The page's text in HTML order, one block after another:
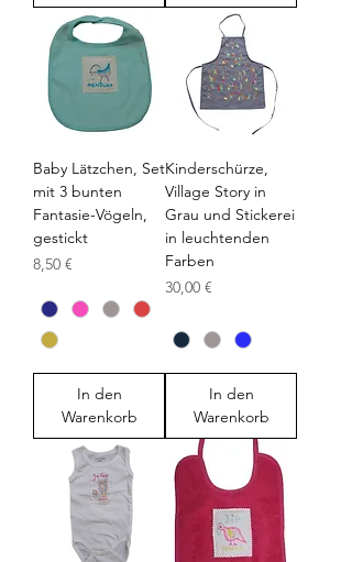
Baby Lätzchen, Set
mit 3 bunten
Fantasie-Vögeln,
gestickt
Preis
8,50 €
In den
Warenkorb
Kinderschürze,
Village Story in
Grau und Stickerei
in leuchtenden
Farben
Preis
30,00 €
In den
Warenkorb